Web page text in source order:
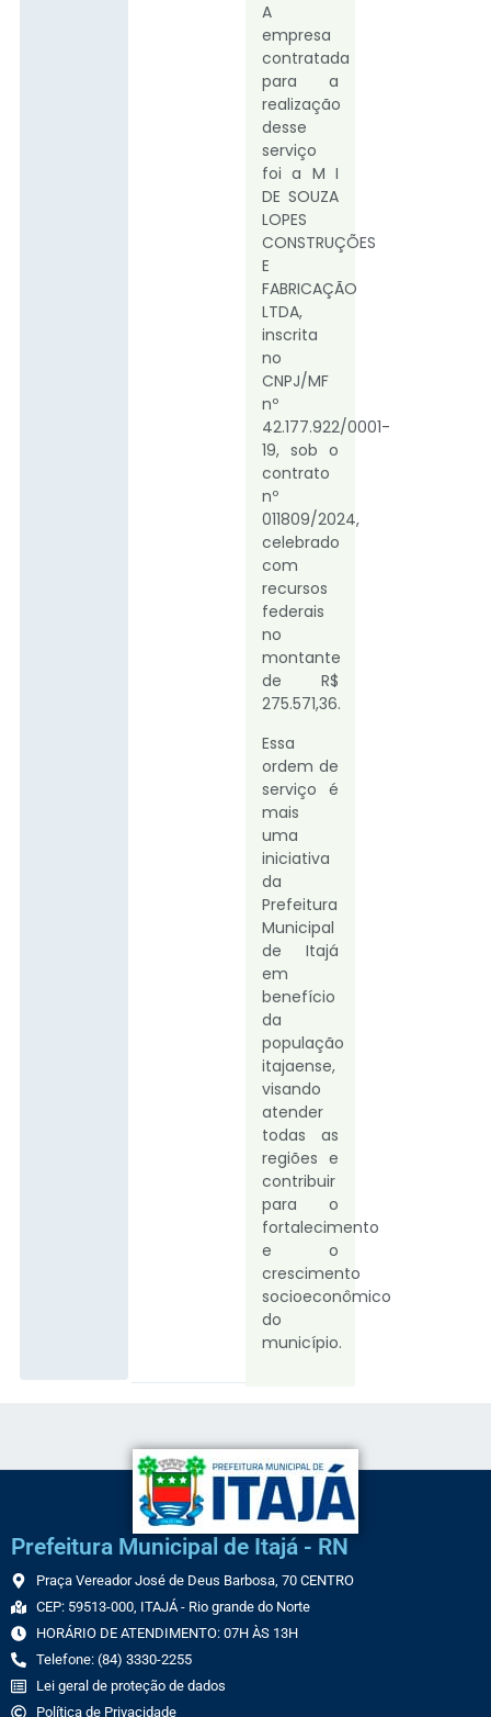
A
empresa
contratada
para a
realização
desse
serviço
foi a M I
DE SOUZA
LOPES
CONSTRUÇÕES
E
FABRICAÇÃO
LTDA,
inscrita
no
CNPJ/MF
nº
42.177.922/0001-
19, sob o
contrato
nº
011809/2024,
celebrado
com
recursos
federais
no
montante
de R$
275.571,36.
Essa
ordem de
serviço é
mais
uma
iniciativa
da
Prefeitura
Municipal
de Itajá
em
benefício
da
população
itajaense,
visando
atender
todas as
regiões e
contribuir
para o
fortalecimento
e o
crescimento
socioeconômico
do
município.
Prefeitura Municipal de Itajá - RN
Praça Vereador José de Deus Barbosa, 70 CENTRO
CEP: 59513-000, ITAJÁ - Rio grande do Norte
HORÁRIO DE ATENDIMENTO: 07H ÀS 13H
Telefone: (84) 3330-2255
Lei geral de proteção de dados
Política de Privacidade